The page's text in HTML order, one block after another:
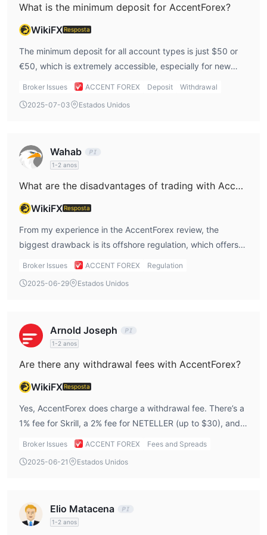
Plataforma de Negociação
AccentForex oferece o
Depósito e Retirada
AccentForex oferece 8 métodos de pagamento:
Transferência Bancária, VISA/MasterCard, Skrill,
What is the minimum deposit for AccentForex?
WikiFX Resposta
The minimum deposit for all account types is just $50 or
€50, which is extremely accessible, especially for new
traders like me. This low deposit requirement allows me to
capital upfront.
Broker Issues ACCENT FOREX Deposit
Withdrawal
2025-07-03
Estados Unidos
Wahab
1-2 anos
What are the disadvantages of trading with AccentForex?
WikiFX Resposta
From my experience in the AccentForex review, the
biggest drawback is its offshore regulation, which offers
limited investor protection. Additionally, the broker only
portfolio if I want to trade other asset classes like
Broker Issues ACCENT FOREX
Regulation
2025-06-29
Estados Unidos
Arnold Joseph
1-2 anos
Are there any withdrawal fees with AccentForex?
WikiFX Resposta
Yes, AccentForex does charge a withdrawal fee. There’s a
1% fee for Skrill, a 2% fee for NETELLER (up to $30), and
crypto withdrawals come with an aggregator fee. While
to make the process more seamless.
Broker Issues ACCENT FOREX
Fees and Spreads
2025-06-21
Estados Unidos
Elio Matacena
1-2 anos